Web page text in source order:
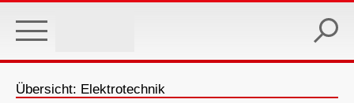
main
Übersicht: Elektrotechnik